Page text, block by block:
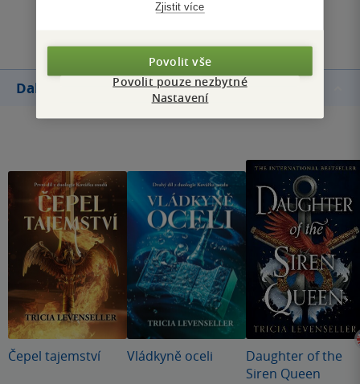
Přidat hodnocení
Další knihy autora
Čepel tajemství Vládkyně oceli
Daughter of the
Siren Queen
Zjistit více
Povolit vše
Povolit pouze nezbytné
Nastavení